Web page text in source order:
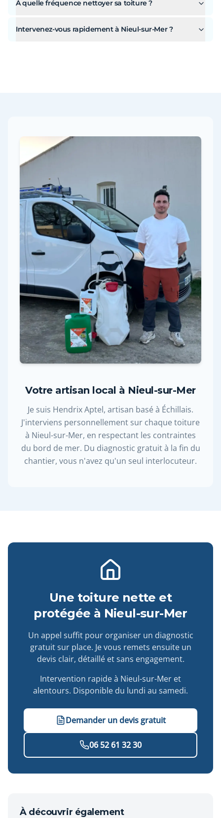
À quelle fréquence nettoyer sa toiture ?
Intervenez-vous rapidement à Nieul-sur-Mer ?
Votre artisan local à Nieul-sur-Mer
Je suis Hendrix Aptel, artisan basé à Échillais.
J'interviens personnellement sur chaque toiture
à Nieul-sur-Mer, en respectant les contraintes
du bord de mer. Du diagnostic gratuit à la fin du
chantier, vous n'avez qu'un seul interlocuteur.
Une toiture nette et
protégée à Nieul-sur-Mer
Un appel suffit pour organiser un diagnostic
gratuit sur place. Je vous remets ensuite un
devis clair, détaillé et sans engagement.
Intervention rapide à Nieul-sur-Mer et
alentours. Disponible du lundi au samedi.
Demander un devis gratuit
06 52 61 32 30
À découvrir également